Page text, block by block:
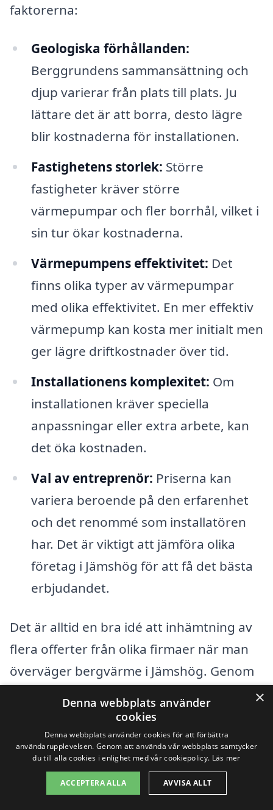
faktorerna:
Geologiska förhållanden:
Berggrundens sammansättning och
djup varierar från plats till plats. Ju
lättare det är att borra, desto lägre
blir kostnaderna för installationen.
Fastighetens storlek: Större
fastigheter kräver större
värmepumpar och fler borrhål, vilket i
sin tur ökar kostnaderna.
Värmepumpens effektivitet: Det
finns olika typer av värmepumpar
med olika effektivitet. En mer effektiv
värmepump kan kosta mer initialt men
ger lägre driftkostnader över tid.
Installationens komplexitet: Om
installationen kräver speciella
anpassningar eller extra arbete, kan
det öka kostnaden.
Val av entreprenör: Priserna kan
variera beroende på den erfarenhet
och det renommé som installatören
har. Det är viktigt att jämföra olika
företag i Jämshög för att få det bästa
erbjudandet.
Det är alltid en bra idé att inhämtning av
flera offerter från olika firmaer när man
överväger bergvärme i Jämshög. Genom
tjänster för att hitta det alternativ som
passar bäst för dina behov och din
budget. Dessutom kan man få hjälp av
plattformar som xn--bergvrme-kostnad-
×
Denna webbplats använder
cookies
Denna webbplats använder cookies för att förbättra
användarupplevelsen. Genom att använda vår webbplats samtycker
du till alla cookies i enlighet med vår cookiepolicy. Läs mer
ACCEPTERA ALLA AVVISA ALLT